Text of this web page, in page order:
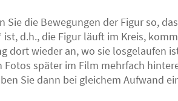
Sie die Bewegungen der Figur so,
ist, d.h., die Figur läuft im Kreis,
dort wieder an, wo sie losgelaufen
Fotos später im Film mehrfach
Sie dann bei gleichem Aufwand